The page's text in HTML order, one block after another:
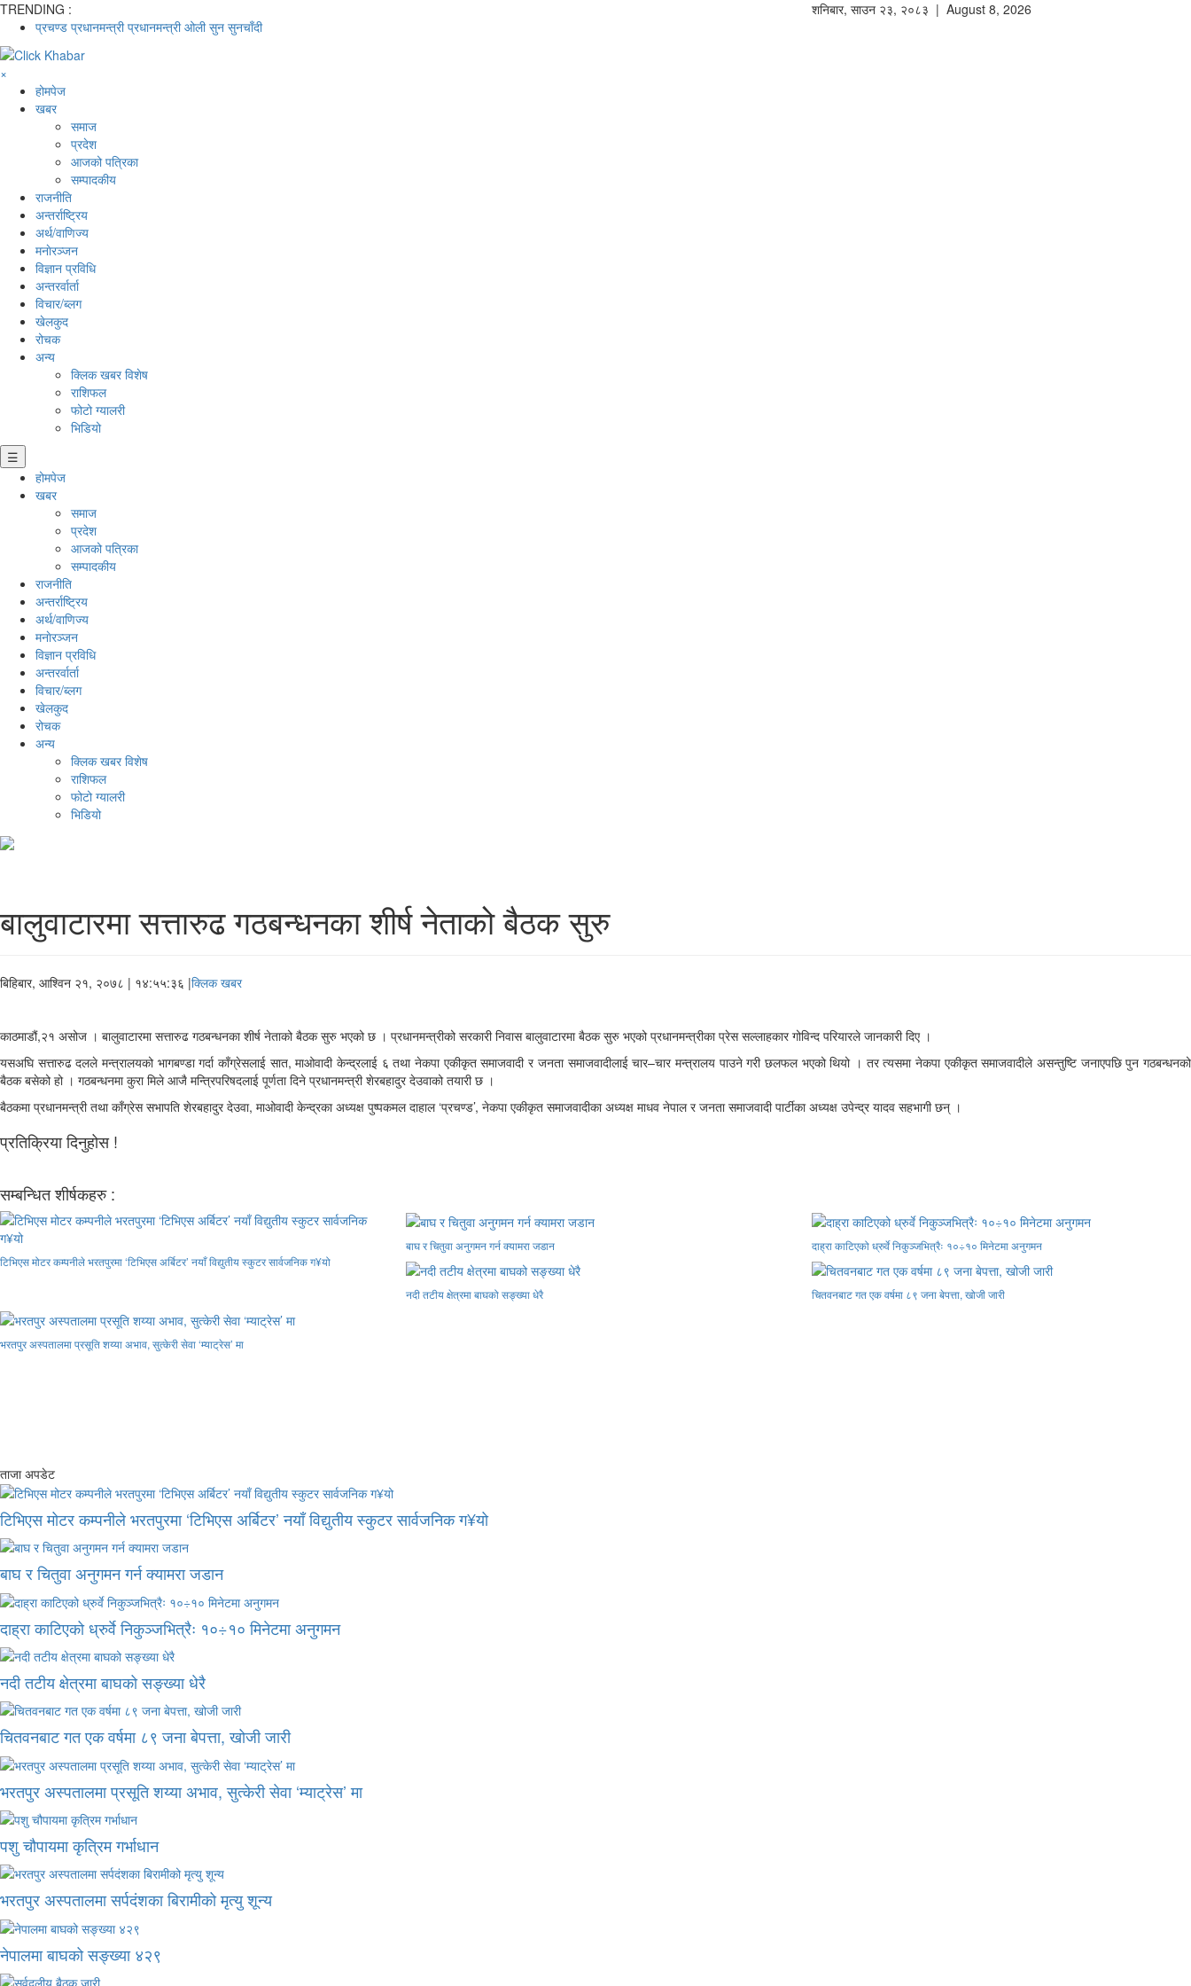
TRENDING :
प्रचण्ड प्रधानमन्त्री प्रधानमन्त्री ओली सुन सुनचाँदी
शनिबार, साउन २३, २०८३ | August 8, 2026
×
होमपेज
खबर
समाज
प्रदेश
आजको पत्रिका
सम्पादकीय
राजनीति
अन्तर्राष्ट्रिय
अर्थ/वाणिज्य
मनाेरञ्जन
विज्ञान प्रविधि
अन्तरर्वार्ता
विचार/ब्लग
खेलकुद
रोचक
अन्य
क्लिक खबर विशेष
राशिफल
फोटो ग्यालरी
भिडियो
☰
होमपेज
खबर
समाज
प्रदेश
आजको पत्रिका
सम्पादकीय
राजनीति
अन्तर्राष्ट्रिय
अर्थ/वाणिज्य
मनाेरञ्जन
विज्ञान प्रविधि
अन्तरर्वार्ता
विचार/ब्लग
खेलकुद
रोचक
अन्य
क्लिक खबर विशेष
राशिफल
फोटो ग्यालरी
भिडियो
बालुवाटारमा सत्तारुढ गठबन्धनका शीर्ष नेताको बैठक सुरु
बिहिबार, आश्विन २१, २०७८ | १४:५५:३६ |क्लिक खबर
काठमाडौं,२१ असोज । बालुवाटारमा सत्तारुढ गठबन्धनका शीर्ष नेताको बैठक सुरु भएको छ । प्रधानमन्त्रीको सरकारी निवास बालुवाटारमा बैठक सुरु भएको प्रधानमन्त्रीका प्रेस सल्लाहकार गोविन्द परियारले जानकारी दिए ।
यसअघि सत्तारुढ दलले मन्त्रालयको भागबण्डा गर्दा काँग्रेसलाई सात, माओवादी केन्द्रलाई ६ तथा नेकपा एकीकृत समाजवादी र जनता समाजवादीलाई चार–चार मन्त्रालय पाउने गरी छलफल भएको थियो । तर त्यसमा नेकपा एकीकृत समाजवादीले असन्तुष्टि जनाएपछि पुन गठबन्धनको
बैठक बसेको हो । गठबन्धनमा कुरा मिले आजै मन्त्रिपरिषदलाई पूर्णता दिने प्रधानमन्त्री शेरबहादुर देउवाको तयारी छ ।
बैठकमा प्रधानमन्त्री तथा काँग्रेस सभापति शेरबहादुर देउवा, माओवादी केन्द्रका अध्यक्ष पुष्पकमल दाहाल ‘प्रचण्ड’, नेकपा एकीकृत समाजवादीका अध्यक्ष माधव नेपाल र जनता समाजवादी पार्टीका अध्यक्ष उपेन्द्र यादव सहभागी छन् ।
प्रतिक्रिया दिनुहोस !
सम्बन्धित शीर्षकहरु :
टिभिएस मोटर कम्पनीले भरतपुरमा ‘टिभिएस अर्बिटर’ नयाँ विद्युतीय स्कुटर सार्वजनिक ग¥यो
बाघ र चितुवा अनुगमन गर्न क्यामरा जडान दाह्रा काटिएको ध्रुर्वे निकुञ्जभित्रैः १०÷१० मिनेटमा अनुगमन
नदी तटीय क्षेत्रमा बाघको सङ्ख्या धेरै चितवनबाट गत एक वर्षमा ८९ जना बेपत्ता, खोजी जारी
भरतपुर अस्पतालमा प्रसूति शय्या अभाव, सुत्केरी सेवा ‘म्याट्रेस’ मा
ताजा अपडेट
टिभिएस मोटर कम्पनीले भरतपुरमा ‘टिभिएस अर्बिटर’ नयाँ विद्युतीय स्कुटर सार्वजनिक ग¥यो
बाघ र चितुवा अनुगमन गर्न क्यामरा जडान
दाह्रा काटिएको ध्रुर्वे निकुञ्जभित्रैः १०÷१० मिनेटमा अनुगमन
नदी तटीय क्षेत्रमा बाघको सङ्ख्या धेरै
चितवनबाट गत एक वर्षमा ८९ जना बेपत्ता, खोजी जारी
भरतपुर अस्पतालमा प्रसूति शय्या अभाव, सुत्केरी सेवा ‘म्याट्रेस’ मा
पशु चौपायमा कृत्रिम गर्भाधान
भरतपुर अस्पतालमा सर्पदंशका बिरामीको मृत्यु शून्य
नेपालमा बाघको सङ्ख्या ४२९